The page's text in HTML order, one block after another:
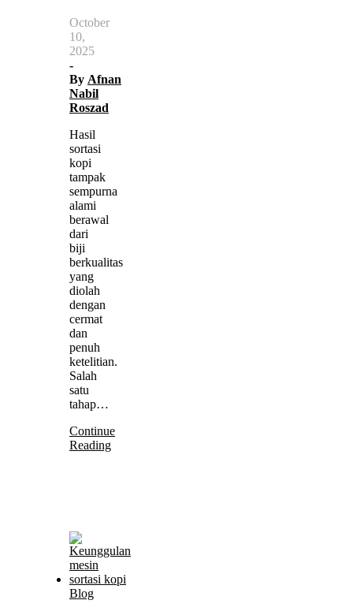
October
10,
2025
-
By Afnan
Nabil
Roszad
Hasil
sortasi
kopi
tampak
sempurna
alami
berawal
dari
biji
berkualitas
yang
diolah
dengan
cermat
dan
penuh
ketelitian.
Salah
satu
tahap…
Continue
Reading
Blog